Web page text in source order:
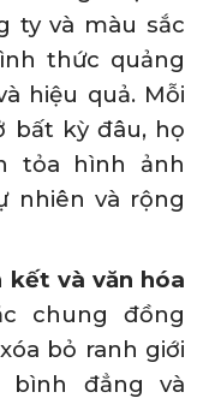
ty và màu sắc
thức quảng
hiệu quả. Mỗi
bất kỳ đâu, họ
tỏa hình ảnh
nhiên và rộng
và văn hóa
chung đồng
bỏ ranh giới
bình đẳng và